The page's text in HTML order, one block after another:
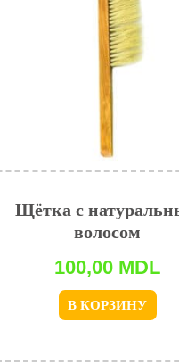
Щётка с
волосом
100,00 MDL
В КОРЗИНУ